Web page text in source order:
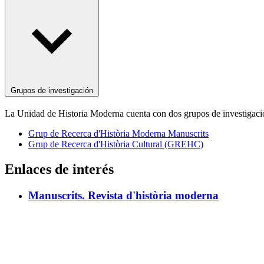
Grupos de investigación
La Unidad de Historia Moderna cuenta con dos grupos de
Grup de Recerca d'Història Moderna Manuscrits
Grup de Recerca d'Història Cultural (GREHC)
Enlaces de interés
Manuscrits. Revista d'història moderna